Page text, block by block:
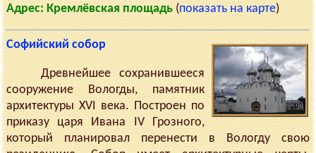
Адрес: Кремлёвская площадь(показать на карте)
Софийский собор
Древнейшее сохранившееся
сооружение Вологды, памятник
архитектуры XVI века. Построен по
приказу царя Ивана IV Грозного,
который планировал перенести в Вологду свою